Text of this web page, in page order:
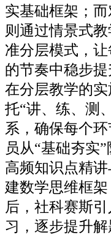
实基础框架；
则通过情景式
准分层模式，
的节奏中稳步提
在分层教学的
托“讲、练、测
系，确保每个
员从“基础夯实
高频知识点精
建数学思维框
后，社科赛斯
习，逐步提升